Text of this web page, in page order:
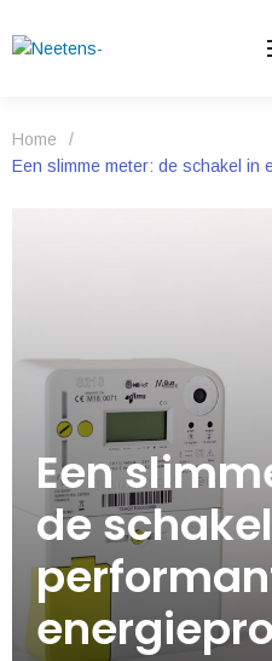
Home
/
Een slimme meter: de schakel in
Een
de